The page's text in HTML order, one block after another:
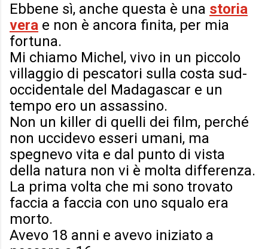
Ebbene sì, anche questa è una storia
vera e non è ancora finita, per mia
fortuna.
Mi chiamo Michel, vivo in un piccolo
villaggio di pescatori sulla costa sud-
occidentale del Madagascar e un
tempo ero un assassino.
Non un killer di quelli dei film, perché
non uccidevo esseri umani, ma
spegnevo vita e dal punto di vista
della natura non vi è molta differenza.
La prima volta che mi sono trovato
faccia a faccia con uno squalo era
morto.
Avevo 18 anni e avevo iniziato a